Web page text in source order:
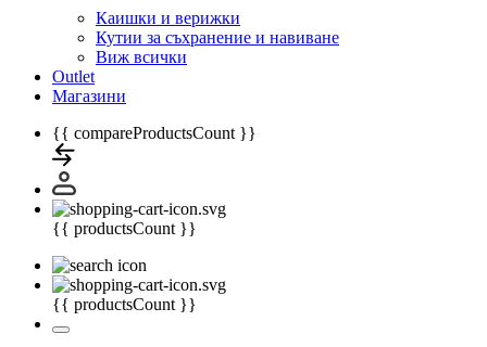
Каишки и верижки
Кутии за съхранение и навиване
Виж всички
Outlet
Магазини
{{ compareProductsCount }}
{{ productsCount }}
{{ productsCount }}